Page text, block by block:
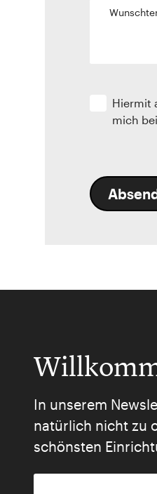
Hiermit
mich
In unserem
natürlich nicht zu
schönsten